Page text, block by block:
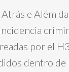
e Além
por el
dentro de